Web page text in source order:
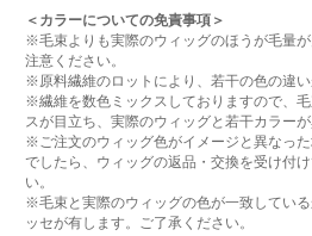
＜カラーについての免責事項＞
※毛束よりも実際のウィッグのほうが毛量
注意ください。
※原料繊維のロットにより、若干の色の違い
※繊維を数色ミックスしておりますので、
スが目立ち、実際のウィッグと若干カラー
※ご注文のウィッグ色がイメージと異なっ
でしたら、ウィッグの返品・交換を受け付
い。
※毛束と実際のウィッグの色が一致してい
ッセが有します。ご了承ください。